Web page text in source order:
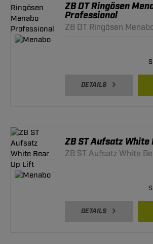
ZB DT Ringösen
Professional
ZB DT Ringösen
DETAILS
ZB ST Aufsatz
ZB ST Aufsatz White
DETAILS